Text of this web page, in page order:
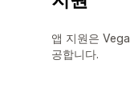
앱 지원은
공합니다.